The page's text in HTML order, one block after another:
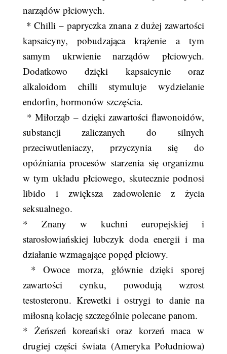
narządów płciowych.
* Chilli – papryczka znana z dużej zawartości
kapsaicyny, pobudzająca krążenie a tym
samym ukrwienie narządów płciowych.
Dodatkowo dzięki kapsaicynie oraz
alkaloidom chilli stymuluje wydzielanie
endorfin, hormonów szczęścia.
* Miłorząb – dzięki zawartości flawonoidów,
substancji zaliczanych do silnych
przeciwutleniaczy, przyczynia się do
opóźniania procesów starzenia się organizmu
w tym układu płciowego, skutecznie podnosi
libido i zwiększa zadowolenie z życia
seksualnego.
* Znany w kuchni europejskiej i
starosłowiańskiej lubczyk doda energii i ma
działanie wzmagające popęd płciowy.
* Owoce morza, głównie dzięki sporej
zawartości cynku, powodują wzrost
testosteronu. Krewetki i ostrygi to danie na
miłosną kolację szczególnie polecane panom.
* Żeńszeń koreański oraz korzeń maca w
drugiej części świata (Ameryka Południowa)